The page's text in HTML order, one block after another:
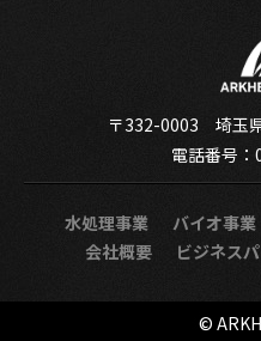
〒332-0003 埼玉
電話番号：
水処理事業 バイオ事業
会社概要
ビジネス
©